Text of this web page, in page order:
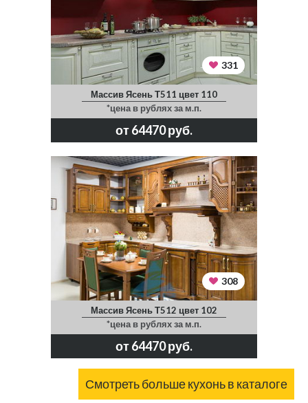
331
Массив Ясень Т511 цвет 110
*цена в рублях за м.п.
от 64470 руб.
308
Массив Ясень Т512 цвет 102
*цена в рублях за м.п.
от 64470 руб.
Смотреть больше кухонь в каталоге